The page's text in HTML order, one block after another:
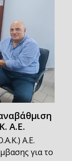
Α.Ε.
Α.Ε.
για το